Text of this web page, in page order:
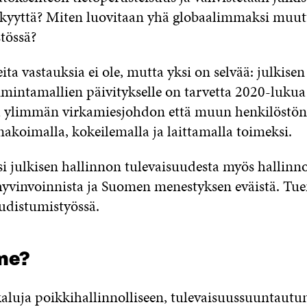
Miten luovitaan yhä globaalimmaksi
vastauksia ei ole, mutta yksi on selvää:
päivitykselle on tarvetta 2020-lukua
ylimmän virkamiesjohdon että muun
kokeilemalla ja laittamalla toimeksi.
julkisen hallinnon tulevaisuudesta myös
ja Suomen menestyksen eväistä.
poikkihallinnolliseen,